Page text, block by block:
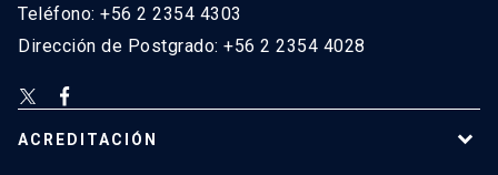
Teléfono: +56 2 2354 4303
Dirección de Postgrado: +56 2 2354 4028
ACREDITACIÓN